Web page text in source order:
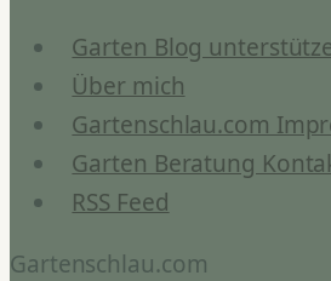
Garten Blog
Über mich
Gartenschlau.com
Garten Beratung
RSS Feed
Gartenschlau.com